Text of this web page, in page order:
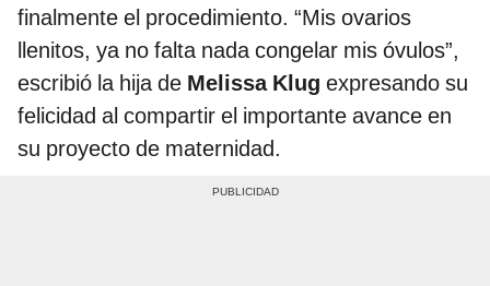
finalmente el procedimiento. “Mis ovarios
llenitos, ya no falta nada congelar mis óvulos”,
escribió la hija de Melissa Klug expresando su
felicidad al compartir el importante avance en
su proyecto de maternidad.